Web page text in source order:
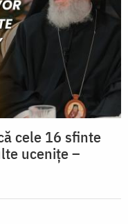
cele 16 sfinte
ucenițe –